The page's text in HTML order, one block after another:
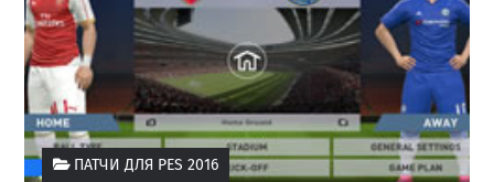
ПАТЧИ ДЛЯ PES 2016